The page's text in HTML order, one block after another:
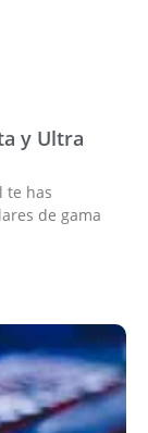
y Ultra
te has
de gama